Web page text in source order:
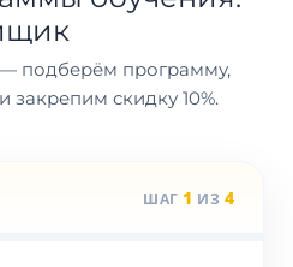
— подберём программу,
закрепим скидку 10%.
ШАГ 1 ИЗ 4